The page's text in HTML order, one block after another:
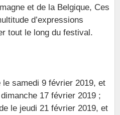
et de la Belgique, Ces
d’expressions
tout le long du festival.
le samedi 9 février 2019, et
17 février 2019 ;
le jeudi 21 février 2019, et